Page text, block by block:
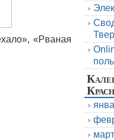
«Рваная
март